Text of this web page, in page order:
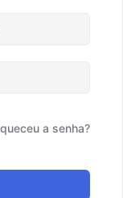
a senha?